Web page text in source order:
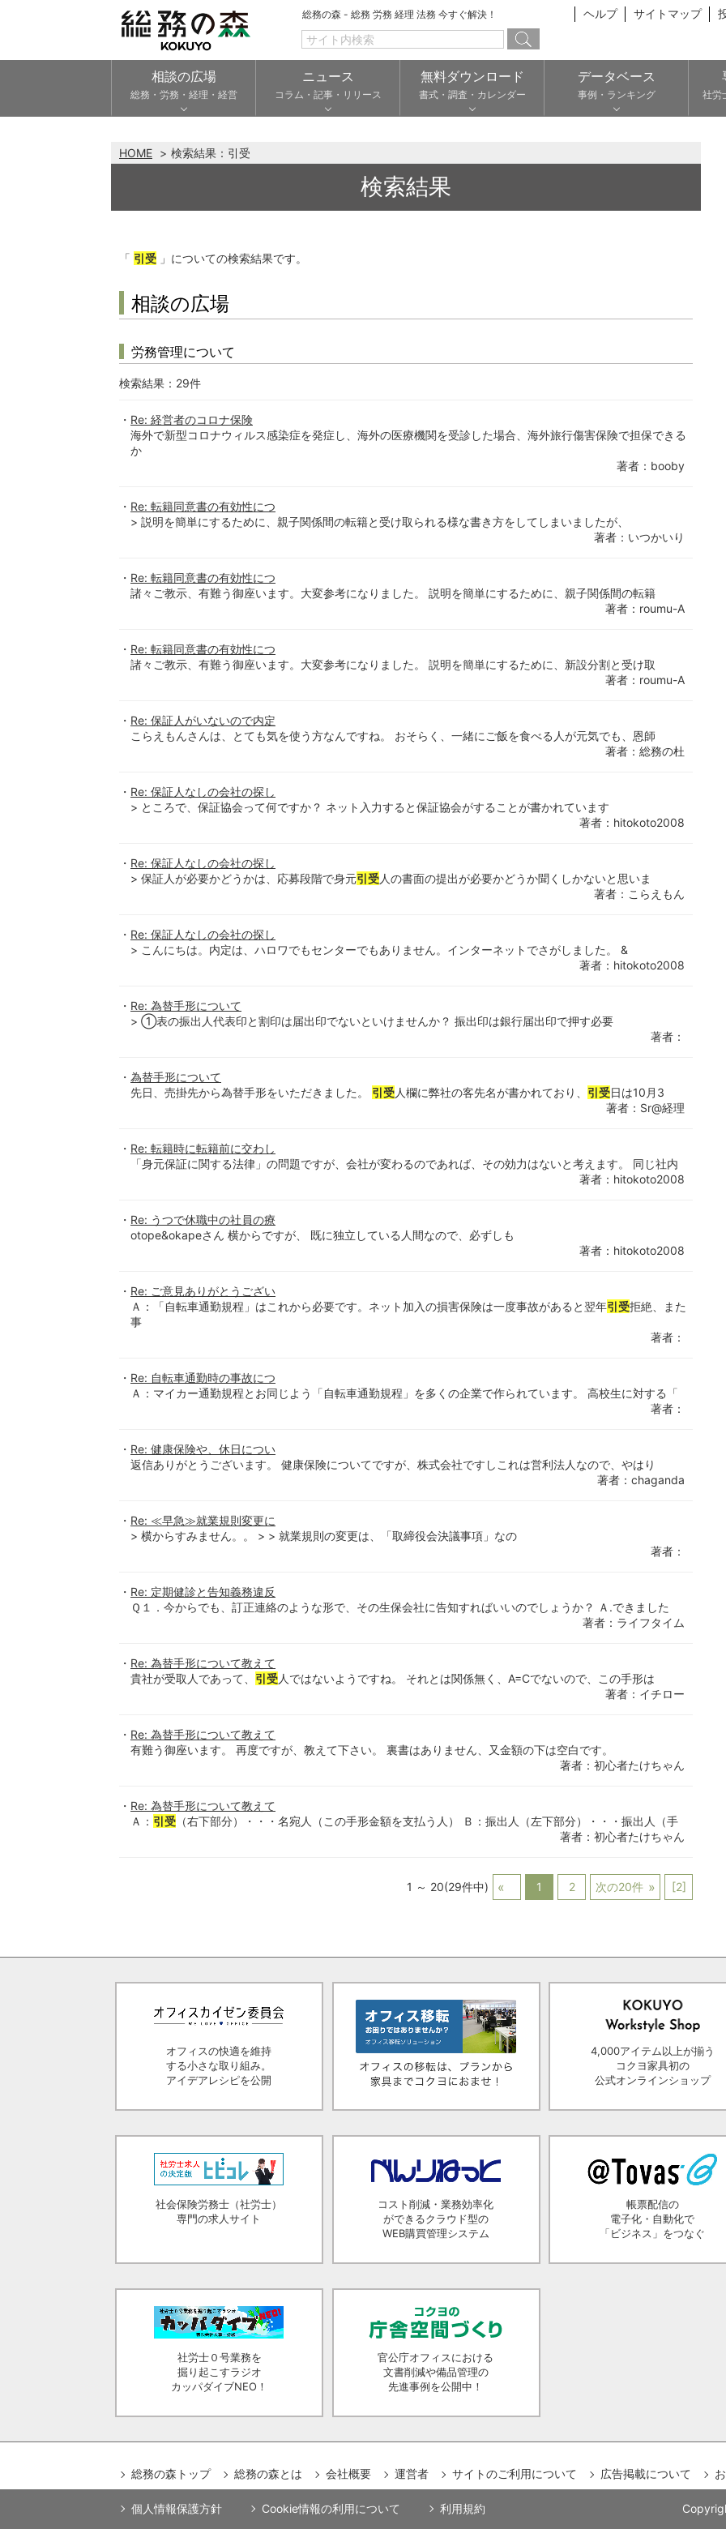
総務の森 - 総務 労務 経理 法務 今すぐ解決！ ヘルプ サイトマップ
相談の広場
総務・労務・経理・経営
ニュース
コラム・記事・リリース
無料ダウンロード
書式・調査・カレンダー
データベース
事例・ランキング 社労
HOME 検索結果： 引受
検索結果
「 引受 」についての検索結果です。
相談の広場
労務管理について
検索結果： 29件
Re: 経営者のコロナ保険
海外で新型コロナウィルス感染症を発症し、海外の医療機関を受診した場合、海外旅行傷害保険で担保できる
か
著者：booby
Re: 転籍同意書の有効性につ
> 説明を簡単にするために、親子関係間の転籍と受け取られる様な書き方をしてしまいましたが、
著者：いつかいり
Re: 転籍同意書の有効性につ
諸々ご教示、有難う御座います。大変参考になりました。 説明を簡単にするために、親子関係間の転籍
著者：roumu-A
Re: 転籍同意書の有効性につ
諸々ご教示、有難う御座います。大変参考になりました。 説明を簡単にするために、新設分割と受け取
著者：roumu-A
Re: 保証人がいないので内定
こらえもんさんは、とても気を使う方なんですね。 おそらく、一緒にご飯を食べる人が元気でも、恩師
著者：総務の杜
Re: 保証人なしの会社の探し
> ところで、保証協会って何ですか？ ネット入力すると保証協会がすることが書かれています
著者：hitokoto2008
Re: 保証人なしの会社の探し
> 保証人が必要かどうかは、応募段階で身元引受人の書面の提出が必要かどうか聞くしかないと思いま
著者：こらえもん
Re: 保証人なしの会社の探し
> こんにちは。内定は、ハロワでもセンターでもありません。インターネットでさがしました。 &
著者：hitokoto2008
Re: 為替手形について
> ①表の振出人代表印と割印は届出印でないといけませんか？ 振出印は銀行届出印で押す必要
著者：
為替手形について
先日、売掛先から為替手形をいただきました。 引受人欄に弊社の客先名が書かれており、 引受日は10月3
著者：Sr@経理
Re: 転籍時に転籍前に交わし
「身元保証に関する法律」の問題ですが、会社が変わるのであれば、その効力はないと考えます。 同じ社内
著者：hitokoto2008
Re: うつで休職中の社員の療
otope&okapeさん 横からですが、 既に独立している人間なので、必ずしも
著者：hitokoto2008
Re: ご意見ありがとうござい
Ａ：「自転車通勤規程」はこれから必要です。ネット加入の損害保険は一度事故があると翌年引受拒絶、また
事
著者：
Re: 自転車通勤時の事故につ
Ａ：マイカー通勤規程とお同じよう「自転車通勤規程」を多くの企業で作られています。 高校生に対する「
著者：
Re: 健康保険や、休日につい
返信ありがとうございます。 健康保険についてですが、株式会社ですしこれは営利法人なので、やはり
著者：chaganda
Re: ≪早急≫就業規則変更に
> 横からすみません。。 > > 就業規則の変更は、「取締役会決議事項」なの
著者：
Re: 定期健診と告知義務違反
Ｑ１．今からでも、訂正連絡のような形で、その生保会社に告知すればいいのでしょうか？ Ａ.できました
著者：ライフタイム
Re: 為替手形について教えて
貴社が受取人であって、 引受人ではないようですね。 それとは関係無く、A=Cでないので、この手形は
著者：イチロー
Re: 為替手形について教えて
有難う御座います。 再度ですが、教えて下さい。 裏書はありません、又金額の下は空白です。
著者：初心者たけちゃん
Re: 為替手形について教えて
Ａ： 引受 （右下部分）・・・名宛人（この手形金額を支払う人） Ｂ：振出人（左下部分）・・・振出人（手
著者：初心者たけちゃん
1 ～ 20(29件中) 1 2 次の20件 [2]
オフィスの快適を維持
する小さな取り組み。
アイデアレシピを公開
4,000アイテム以上が揃う
コクヨ家具初の
公式オンラインショップ
社会保険労務士（社労士）
専門の求人サイト
コスト削減・業務効率化
ができるクラウド型の
WEB購買管理システム
帳票配信の
電子化・自動化で
「ビジネス」をつなぐ
社労士０号業務を
掘り起こすラジオ
カッパダイブNEO！
官公庁オフィスにおける
文書削減や備品管理の
先進事例を公開中！
総務の森トップ 総務の森とは 会社概要 運営者 サイトのご利用について 広告掲載について
個人情報保護方針 Cookie情報の利用について 利用規約